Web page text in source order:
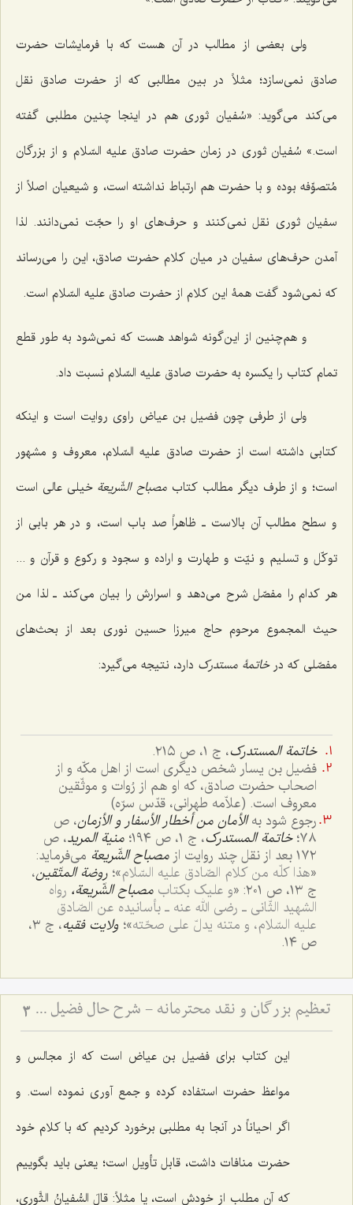
ولی بعضی از مطالب در آن هست که با فرمایشات حضرت
صادق نمی‌سازد؛ مثلاً در بین مطالبی که از حضرت صادق نقل
می‌کند می‌گوید: «سُفیان ثوری هم در اینجا چنین مطلبی گفته
است.» سُفیان ثوری در زمان حضرت صادق علیه‌ السّلام و از بزرگان
مُتصوِّفه بوده و با حضرت هم ارتباط نداشته است، و شیعیان اصلاً از
سفیان ثوری نقل نمی‌کنند و حرف‌های او را حجّت نمی‌دانند. لذا
آمدن حرف‌های سفیان در میان کلام حضرت صادق، این را می‌رساند
که نمی‌شود گفت همۀ این کلام از حضرت صادق علیه‌ السّلام است.
و هم‌چنین از این‌گونه شواهد هست که نمی‌شود به طور قطع
تمام کتاب را یکسره به حضرت صادق علیه ‌السّلام نسبت داد.
ولی از طرفی چون فضیل بن عیاض راوی روایت است و اینکه
کتابی داشته است از حضرت صادق علیه‌ السّلام، معروف و مشهور
است؛ و از طرف دیگر مطالب کتاب مصباح الشّریعة خیلی عالی است
و سطح مطالب آن بالاست ـ ظاهراً صد باب است، و در هر بابی از
توکّل و تسلیم و نیّت و طهارت و اراده و سجود و رکوع و قرآن و ...
هر کدام را مفصّل شرح می‌دهد و اسرارش را بیان می‌کند ـ لذا من
حیث المجموع مرحوم حاج میرزا حسین نوری بعد از بحث‌های
مفصّلی که درخاتمۀ مستدرک دارد، نتیجه می‌گیرد:
خاتمة المستدرک، ج ١، ص ٢١٥.
فضیل بن یسار شخص دیگری است از اهل مکّه و از
اصحاب حضرت صادق، که او هم از رُوات و موثّقین
معروف است. (علاّمه طهرانی، قدّس سرّه)
رجوع شود بهالأمان من أخطار الأسفار و الأزمان، ص
٧٨؛ خاتمة المستدرک، ج ١، ص ١٩٤؛ منیة المرید، ص
١٧٢ بعد از نقل چند روایت از
مصباح الشّریعة می‌فرماید:
«هذا کلّه من کلام الصّادق علیه السّلام»؛ روضة المتّقین،
ج ١٣، ص ٢٠١: «
و علیک بکتاب مصباح الشّریعة، رواه
الشهید الثّانی ـ رضی الله عنه ـ بأسانیده عن الصّادق
علیه السّلام، و متنه یدلّ علی صحّته»؛ ولایت فقیه
، ج ٣،
ص ١٤.
تعظیم بزرگان و نقد محترمانه - شرح حال فضیل بن عیاض و بِشر حافی و تبیین روش صحیح نقد بزرگان 3
این کتاب برای فضیل بن عیاض است که از مجالس و
مواعظ حضرت استفاده کرده و جمع آوری نموده است. و
اگر احیاناً در آنجا به مطلبی برخورد کردیم که با کلام خود
حضرت منافات داشت، قابل تأویل است؛ یعنی باید بگوییم
که آن مطلب از خودش است، یا مثلاً: قالَ السُّفیانُ الثَّورِی،